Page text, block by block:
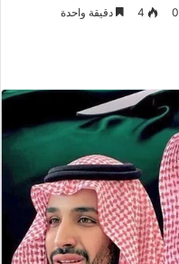
0
4 دقيقة واحدة